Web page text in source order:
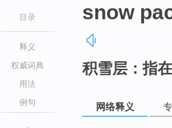
目录
释义
权威词典
用法
例句
snow
积雪层：指
网络释义